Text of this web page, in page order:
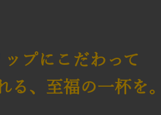
プにこだわって
る、至福の一杯を